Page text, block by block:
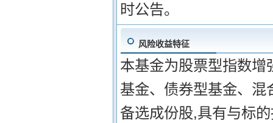
时公告。
风险收益特征
本基金为股票型指数
基金、债券型基金、
备选成份股,具有与标